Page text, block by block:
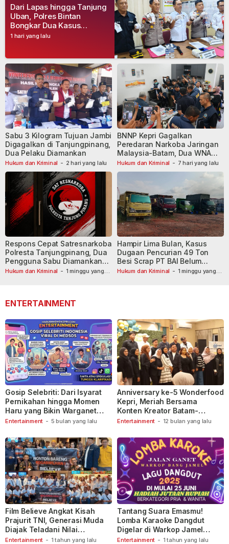
1 hari yang lalu
Dari Lapas hingga Tanjung
Uban, Polres Bintan
Bongkar Dua Kasus
Narkoba, Empat Tersangka
Hukum dan Kriminal - 2 hari yang lalu
Sabu 3 Kilogram Tujuan Jambi
Digagalkan di Tanjungpinang,
Dua Pelaku Diamankan
Hukum dan Kriminal - 7 hari yang lalu
BNNP Kepri Gagalkan
Peredaran Narkoba Jaringan
Malaysia-Batam, Dua WNA
Masih Diburu
Hukum dan Kriminal - 1 minggu yang
Respons Cepat Satresnarkoba
Polresta Tanjungpinang, Dua
Pengguna Sabu Diamankan
Usai Dilaporkan ke Call Center
Hukum dan Kriminal - 1 minggu yang
Hampir Lima Bulan, Kasus
Dugaan Pencurian 49 Ton
Besi Scrap PT BAI Belum
Tetapkan Tersangka
ENTERTAINMENT
Entertainment - 5 bulan yang lalu
Gosip Selebriti: Dari Isyarat
Pernikahan hingga Momen
Haru yang Bikin Warganet
Berspekulasi
Entertainment - 12 bulan yang lalu
Anniversary ke-5 Wonderfood
Kepri, Meriah Bersama
Konten Kreator Batam-
Tanjungpinang
Entertainment - 1 tahun yang lalu
Film Believe Angkat Kisah
Prajurit TNI, Generasi Muda
Diajak Teladani Nilai
Keberanian
Entertainment - 1 tahun yang lalu
Tantang Suara Emasmu!
Lomba Karaoke Dangdut
Digelar di Warkop Jamel
Ganet